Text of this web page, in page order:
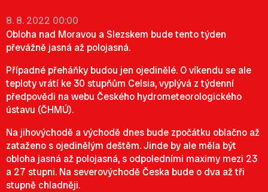
8. 8. 2022 00:00
Obloha nad Moravou a Slezskem bude tento týden
převážně jasná až polojasná.
Případné přeháňky budou jen ojedinělé. O víkendu se ale
teploty vrátí ke 30 stupňům Celsia, vyplývá z týdenní
předpovědi nawebu Českého hydrometeorologického
ústavu (ČHMÚ).
Na jihovýchodě a východě dnes bude zpočátku oblačno až
zataženo s ojedinělým deštěm. Jinde by ale měla být
obloha jasná až polojasná, s odpoledními maximy mezi 23
a 27 stupni. Na severovýchodě Česka bude o dva až tři
stupně chladněji.